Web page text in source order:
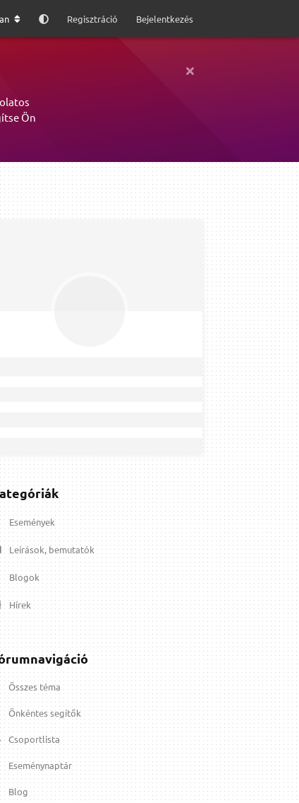
Regisztráció Bejelentkezés
Ön
Események
Leírások, bemutatók
Blogok
Hírek
Összes téma
Önkéntes segítők
Csoportlista
Eseménynaptár
Blog